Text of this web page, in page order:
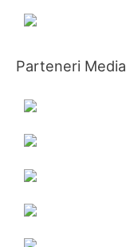
Parteneri Media